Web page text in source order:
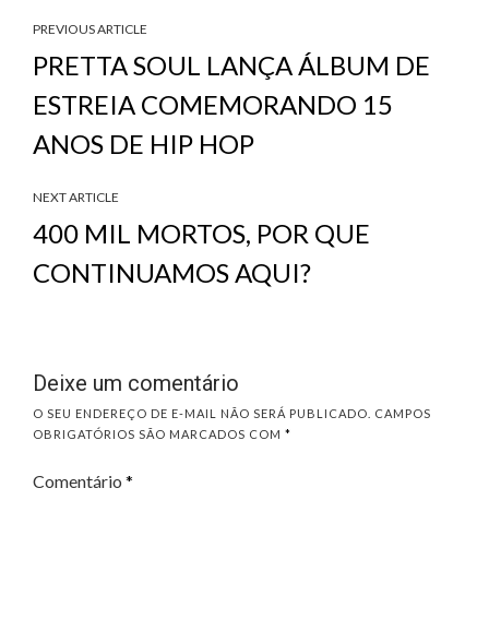
PREVIOUS ARTICLE
PRETTA SOUL LANÇA ÁLBUM DE
ESTREIA COMEMORANDO 15
ANOS DE HIP HOP
NEXT ARTICLE
400 MIL MORTOS, POR QUE
CONTINUAMOS AQUI?
Deixe um comentário
O SEU ENDEREÇO DE E-MAIL NÃO SERÁ PUBLICADO.
CAMPOS
OBRIGATÓRIOS SÃO MARCADOS COM *
Comentário *